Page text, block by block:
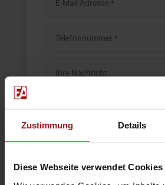
Zustimmung Details
Diese Webseite verwendet Cookies
Ich habe die
genommen.*
Zur DSGVO